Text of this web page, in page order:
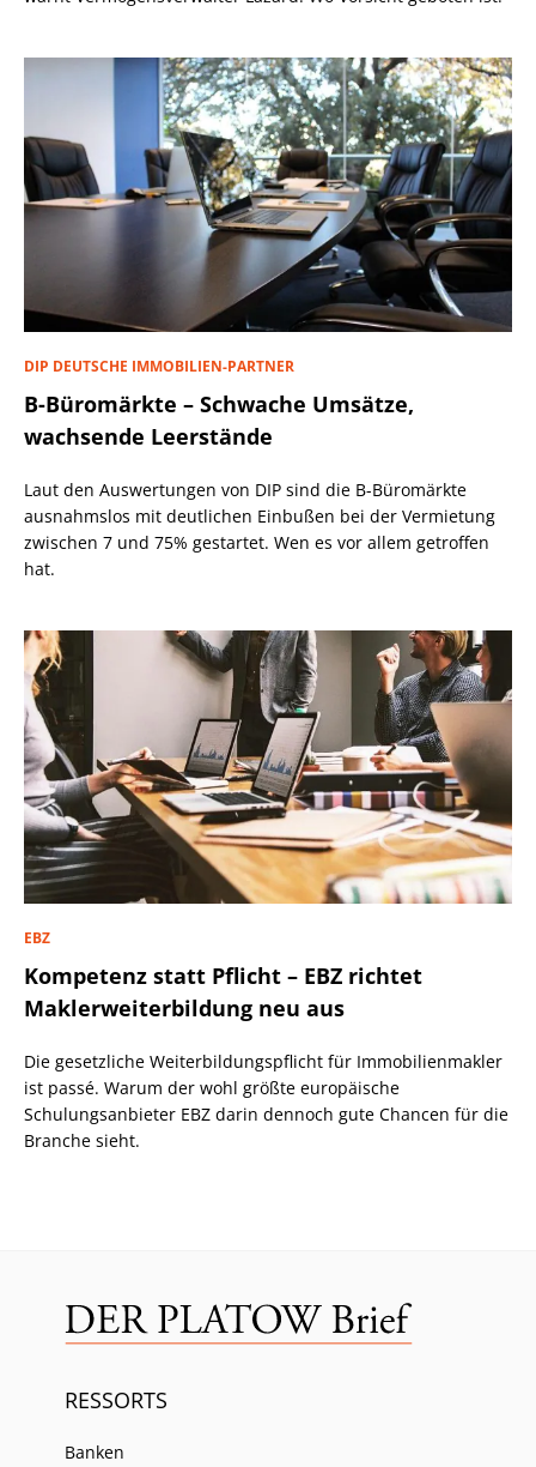
DIP DEUTSCHE IMMOBILIEN-PARTNER
B-Büromärkte – Schwache Umsätze,
wachsende Leerstände
Laut den Auswertungen von DIP sind die B-Büromärkte
ausnahmslos mit deutlichen Einbußen bei der Vermietung
zwischen 7 und 75% gestartet. Wen es vor allem getroffen
hat.
EBZ
Kompetenz statt Pflicht – EBZ richtet
Maklerweiterbildung neu aus
Die gesetzliche Weiterbildungspflicht für Immobilienmakler
ist passé. Warum der wohl größte europäische
Schulungsanbieter EBZ darin dennoch gute Chancen für die
Branche sieht.
RESSORTS
Banken